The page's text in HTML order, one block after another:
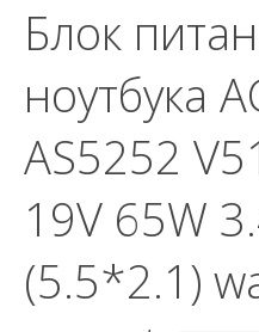
Блок
ноутбука
AS5252
19V 65W
(5.5*2.1)